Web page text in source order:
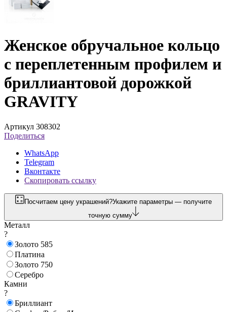
Женское обручальное кольцо
с переплетенным профилем и
бриллиантовой дорожкой
GRAVITY
Артикул 308302
Поделиться
WhatsApp
Telegram
Вконтакте
Скопировать ссылку
Посчитаем цену украшений?Укажите параметры — получите
точную сумму
Металл
?
Золото 585
Платина
Золото 750
Серебро
Камни
?
Бриллиант